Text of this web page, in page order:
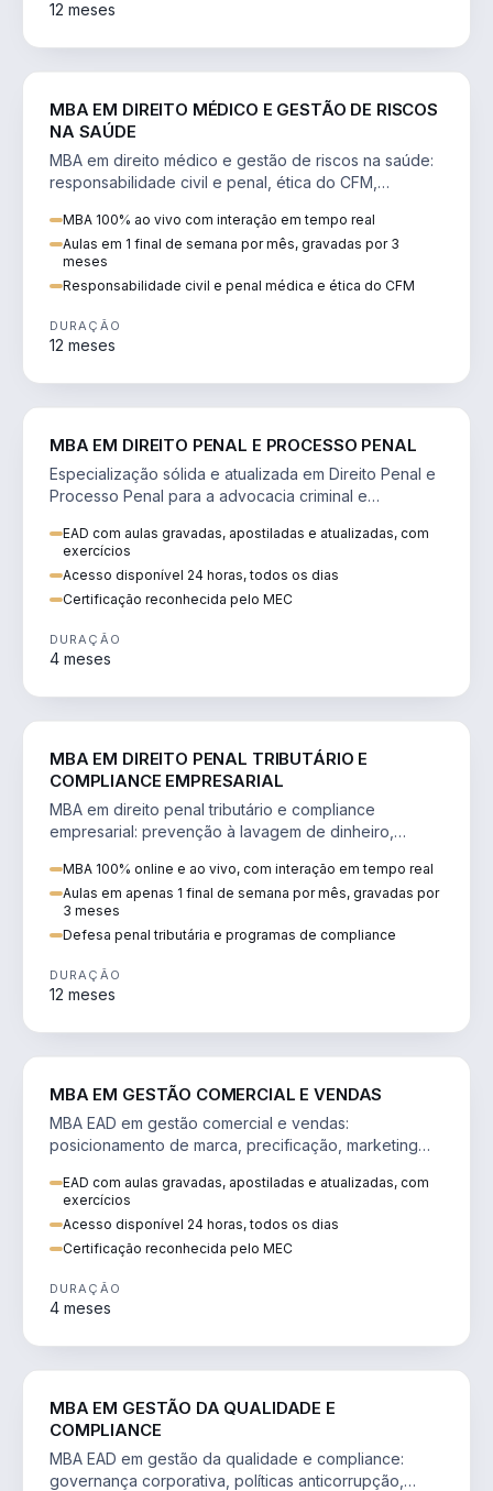
12 meses
MBA EM DIREITO MÉDICO E GESTÃO DE RISCOS
NA SAÚDE
MBA em direito médico e gestão de riscos na saúde:
responsabilidade civil e penal, ética do CFM,
MBA 100% ao vivo com interação em tempo real
Aulas em 1 final de semana por mês, gravadas por 3
meses
Responsabilidade civil e penal médica e ética do CFM
DURAÇÃO
12 meses
MBA EM DIREITO PENAL E PROCESSO PENAL
Especialização sólida e atualizada em Direito Penal e
Processo Penal para a advocacia criminal e
EAD com aulas gravadas, apostiladas e atualizadas, com
exercícios
Acesso disponível 24 horas, todos os dias
Certificação reconhecida pelo MEC
DURAÇÃO
4 meses
MBA EM DIREITO PENAL TRIBUTÁRIO E
COMPLIANCE EMPRESARIAL
MBA em direito penal tributário e compliance
empresarial: prevenção à lavagem de dinheiro,
MBA 100% online e ao vivo, com interação em tempo real
Aulas em apenas 1 final de semana por mês, gravadas por
3 meses
Defesa penal tributária e programas de compliance
DURAÇÃO
12 meses
MBA EM GESTÃO COMERCIAL E VENDAS
MBA EAD em gestão comercial e vendas:
posicionamento de marca, precificação, marketing
EAD com aulas gravadas, apostiladas e atualizadas, com
exercícios
Acesso disponível 24 horas, todos os dias
Certificação reconhecida pelo MEC
DURAÇÃO
4 meses
MBA EM GESTÃO DA QUALIDADE E
COMPLIANCE
MBA EAD em gestão da qualidade e compliance:
governança corporativa, políticas anticorrupção,